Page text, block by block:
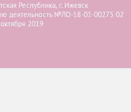
Республика, г. Ижевск
деятельность №ЛО-18-01-00275 02
октября 2019